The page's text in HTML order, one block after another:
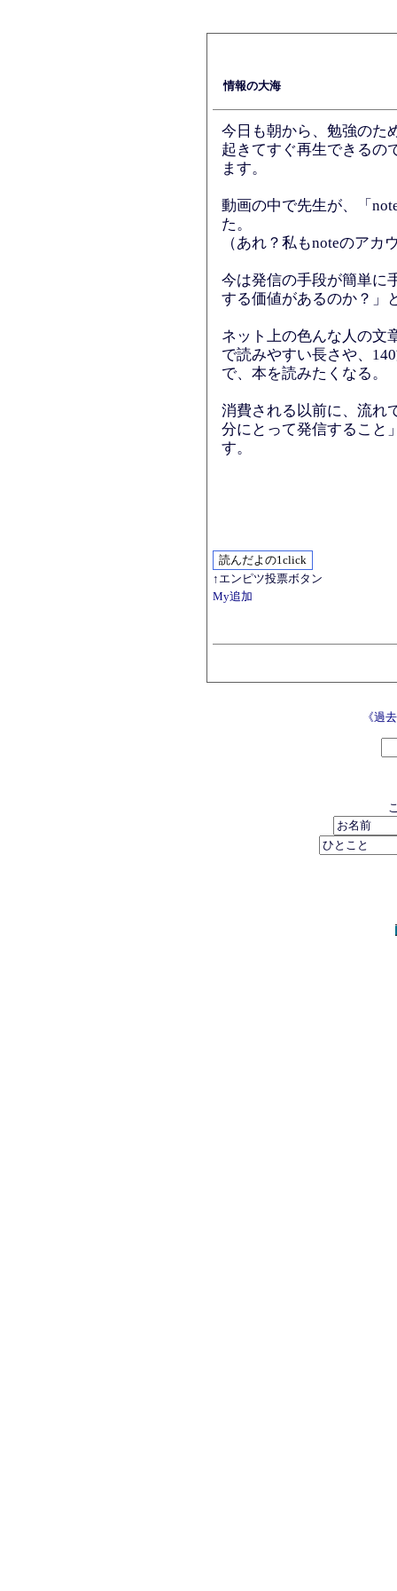
情報の大海
今日も朝から、勉強のた
起きてすぐ再生できるの
ます。
動画の中で先生が、「
た。
（あれ？私もnoteのア
今は発信の手段が簡単に
する価値があるのか？」
ネット上の色んな人の文
で読みやすい長さや、
で、本を読みたくなる。
消費される以前に、流れ
分にとって発信すること
す。
↑エンピツ投票ボタン
My追加
《過